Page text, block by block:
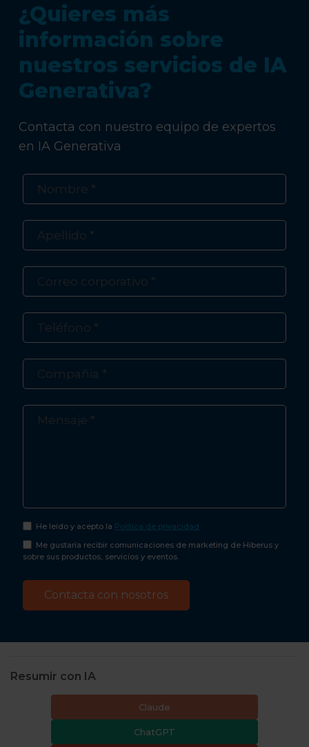
¿Quieres más
información sobre
nuestros servicios de IA
Generativa?
Contacta con nuestro equipo de expertos
en IA Generativa
He leído y acepto la Política de privacidad
Me gustaría recibir comunicaciones de marketing de Hiberus y
sobre sus productos, servicios y eventos.
Resumir con IA
Claude
ChatGPT